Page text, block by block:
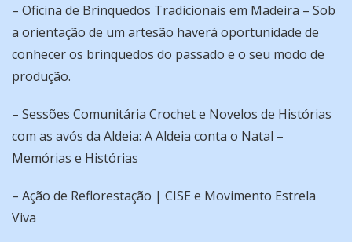
– Oficina de Brinquedos Tradicionais em Madeira – Sob
a orientação de um artesão haverá oportunidade de
conhecer os brinquedos do passado e o seu modo de
produção.
– Sessões Comunitária Crochet e Novelos de Histórias
com as avós da Aldeia: A Aldeia conta o Natal –
Memórias e Histórias
– Ação de Reflorestação | CISE e Movimento Estrela
Viva